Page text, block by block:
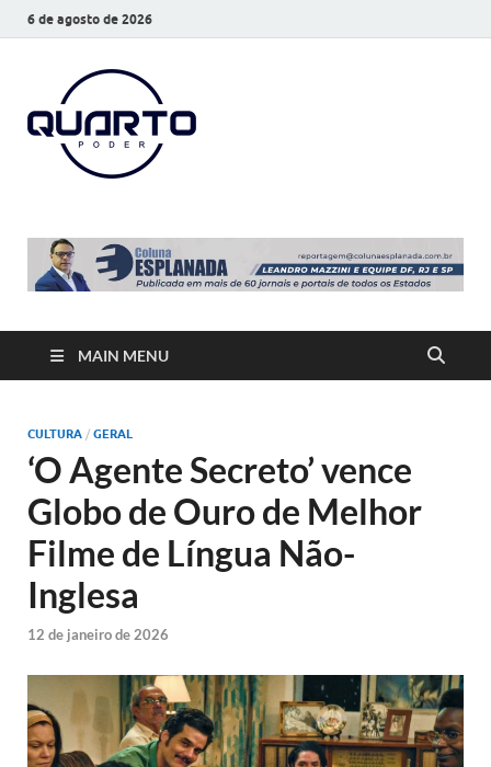
6 de agosto de 2026
MAIN MENU
CULTURA / GERAL
‘O Agente Secreto’ vence
Globo de Ouro de Melhor
Filme de Língua Não-
Inglesa
12 de janeiro de 2026